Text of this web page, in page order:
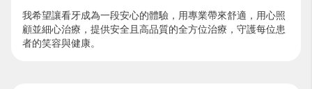
我希望讓看牙成為一段安心的體驗，用專業帶來舒適，用心照
顧並細心治療，提供安全且高品質的全方位治療，守護每位患
者的笑容與健康。